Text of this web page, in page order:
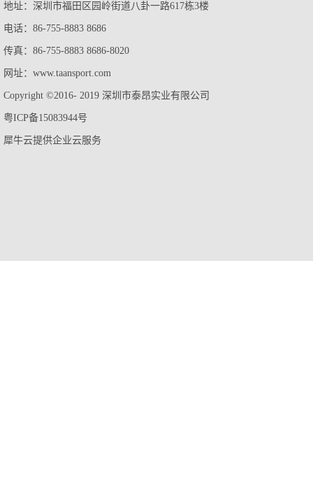
地址：深圳市福田区园岭街道八卦一路617栋3楼
电话：86-755-8883 8686
传真：86-755-8883 8686-8020
网址：www.taansport.com
Copyright ©2016- 2019 深圳市泰昂实业有限公司
粤ICP备15083944号
犀牛云提供企业云服务